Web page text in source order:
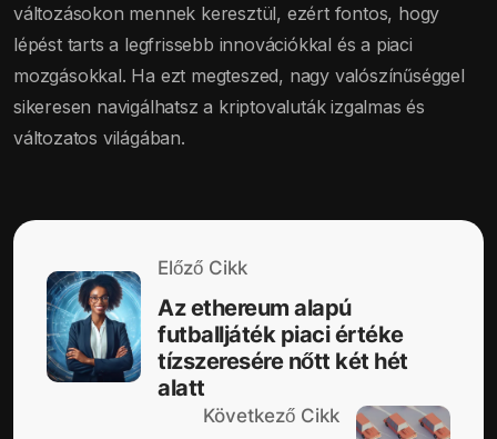
változásokon mennek keresztül, ezért fontos, hogy
lépést tarts a legfrissebb innovációkkal és a piaci
mozgásokkal. Ha ezt megteszed, nagy valószínűséggel
sikeresen navigálhatsz a kriptovaluták izgalmas és
változatos világában.
Előző Cikk
Az ethereum alapú
futballjáték piaci értéke
tízszeresére nőtt két hét
alatt
Következő Cikk